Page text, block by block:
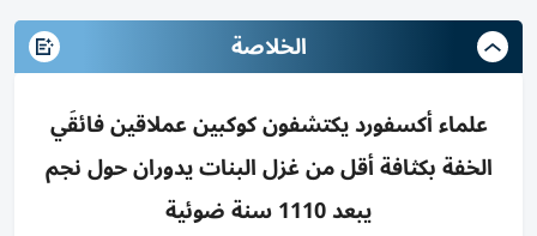
الخلاصة
علماء أكسفورد يكتشفون كوكبين عملاقين فائقَي
الخفة بكثافة أقل من غزل البنات يدوران حول نجم
يبعد 1110 سنة ضوئية